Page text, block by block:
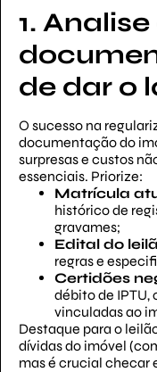
1. Analise
de dar o
O sucesso na
documentação do
surpresas e custos
essenciais. Priorize:
Matrícula
histórico de
gravames;
Edital do
regras e
Certidões
débito de IPTU,
vinculadas ao
Destaque para o
dívidas do imóvel
mas é crucial checar